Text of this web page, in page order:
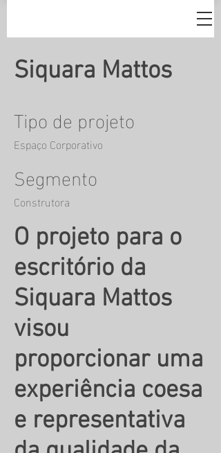
Siquara Mattos
Tipo de projeto
Espaço Corporativo
Segmento
Construtora
O projeto para o
escritório da
Siquara Mattos
visou
proporcionar uma
experiência coesa
e representativa